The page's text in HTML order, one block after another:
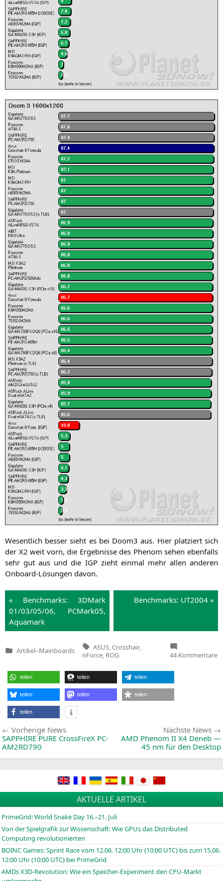
Wesent­lich bes­ser sieht es bei Doom3 aus. Hier plat­ziert sich
der X2 weit vorn, die Ergeb­nis­se des Phe­nom sehen eben­falls
sehr gut aus und die IGPzieht ein­mal mehr allen ande­ren
Onboard-Lösun­gen davon.
« Bench­marks: 3DMark
01/03/05/06, PCMark05,
Aqua­mark
Bench­marks: UT2004 »
Veröffentlicht
Artikel–Mainboards
Tags:
ASUS Crosshair
nForce, ROG 44 Kommentare
teilen teilen teilen
teilen teilen teilen
teilen
Beitragsnavigation
Vorherige NewsVorherige
News:
SAPPHIRE PURE CrossFireX PC-
AM2RD790
Nächste News
AMD Phenom II X4 Deneb —
45 nm für den Desktop
AKTUELLE ARTIKEL
PrimeGrid: World Snake Day 16.–21. Juli
Von der Spielgrafik zur Wissenschaft: Wie GPUs das Distributed
Computing revolutionierten
BOINCGames: Sprint Race vom 12.06. 12:00 Uhr (10:00 UTC) bis zum 15.06.
12:00 Uhr (10:00 UTC) bei PrimeGrid
AMDs X3D-Revolution: Wie ein Speicher-Experiment den CPU-Markt